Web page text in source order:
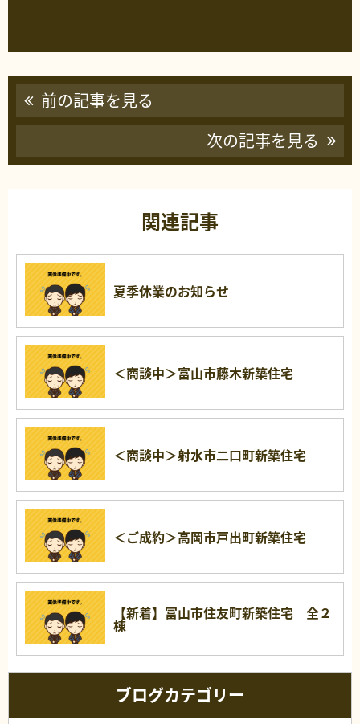
前の記事を見る
次の記事を見る
関連記事
夏季休業のお知らせ
＜商談中＞富山市藤木新築住宅
＜商談中＞射水市二口町新築住宅
＜ご成約＞高岡市戸出町新築住宅
【新着】富山市住友町新築住宅 全２
棟
ブログカテゴリー